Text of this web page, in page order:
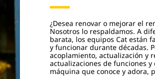
¿Desea renovar o mejorar el
Nosotros lo respaldamos. A
barata, los equipos Cat están
y funcionar durante décadas.
acoplamiento, actualización y
actualizaciones de funciones y
máquina que conoce y adora,